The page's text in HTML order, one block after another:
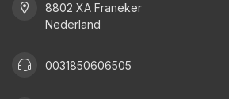
8802 XA Franeker
Nederland
0031850606505